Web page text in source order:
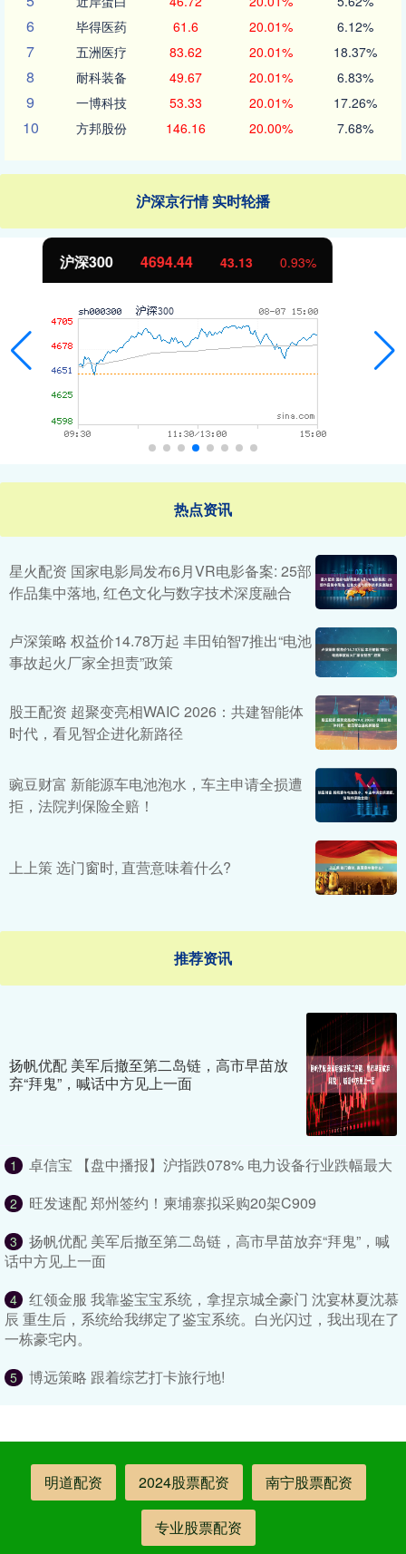
6 毕得医药 61.6 20.01% 6.12%
7 五洲医疗 83.62 20.01% 18.37%
8 耐科装备 49.67 20.01% 6.83%
9 一博科技 53.33 20.01% 17.26%
10 方邦股份 146.16 20.00% 7.68%
沪深京行情 实时轮播
北证50 1134.24 11.37 1.01%
热点资讯
星火配资 国家电影局发布6月VR电影备案: 25部
作品集中落地, 红色文化与数字技术深度融合
卢深策略 权益价14.78万起 丰田铂智7推出“电池
事故起火厂家全担责”政策
股王配资 超聚变亮相WAIC 2026：共建智能体
时代，看见智企进化新路径
豌豆财富 新能源车电池泡水，车主申请全损遭
拒，法院判保险全赔！
上上策 选门窗时, 直营意味着什么?
推荐资讯
扬帆优配 美军后撤至第二岛链，高市早苗放
弃“拜鬼”，喊话中方见上一面
1 卓信宝 【盘中播报】沪指跌078% 电力设备行业跌幅最大
2 旺发速配 郑州签约！柬埔寨拟采购20架C909
3
扬帆优配 美军后撤至第二岛链，高市早苗放弃“拜鬼”，喊
话中方见上一面
4
红领金服 我靠鉴宝宝系统，拿捏京城全豪门 沈宴林夏沈慕
辰 重生后，系统给我绑定了鉴宝系统。白光闪过，我出现在了
一栋豪宅内。
5 博远策略 跟着综艺打卡旅行地!
明道配资 2024股票配资 南宁股票配资
专业股票配资